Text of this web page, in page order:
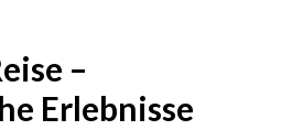
–
Erlebnisse